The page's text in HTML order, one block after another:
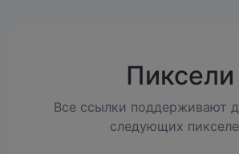
Пиксели
Все ссылки поддерживают
следующих